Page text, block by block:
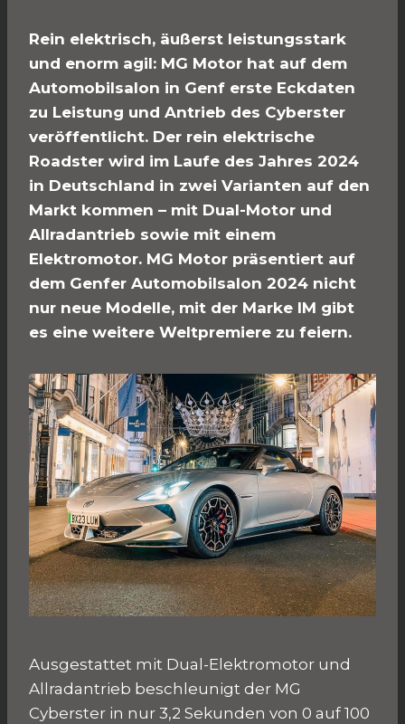
Rein elektrisch, äußerst leistungsstark
und enorm agil: MG Motor hat auf dem
Automobilsalon in Genf erste Eckdaten
zu Leistung und Antrieb des Cyberster
veröffentlicht. Der rein elektrische
Roadster wird im Laufe des Jahres 2024
in Deutschland in zwei Varianten auf den
Markt kommen – mit Dual-Motor und
Allradantrieb sowie mit einem
Elektromotor. MG Motor präsentiert auf
dem Genfer Automobilsalon 2024 nicht
nur neue Modelle, mit der Marke IM gibt
es eine weitere Weltpremiere zu feiern.
Ausgestattet mit Dual-Elektromotor und
Allradantrieb beschleunigt der MG
Cyberster in nur 3,2 Sekunden von 0 auf 100